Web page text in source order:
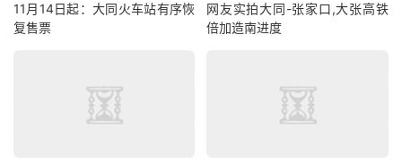
11月14日起：大同火车站有序恢
复售票
网友实拍大同-张家口,大张高铁
倍加造南进度